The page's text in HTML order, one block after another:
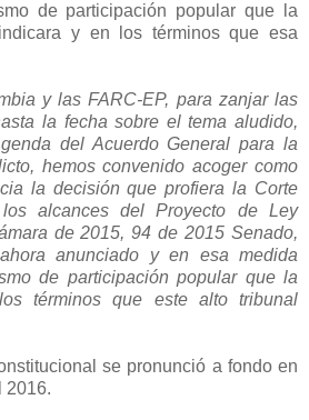
de participación popular que la
y en los términos que esa
y las FARC-EP, para zanjar las
la fecha sobre el tema aludido,
del Acuerdo General para la
hemos convenido acoger como
la decisión que profiera la Corte
los alcances del Proyecto de Ley
de 2015, 94 de 2015 Senado,
anunciado y en esa medida
de participación popular que la
términos que este alto tribunal
se pronunció a fondo en
2016.